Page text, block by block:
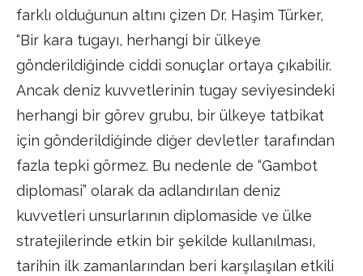
farklı olduğunun altını çizen Dr. Haşim Türker,
“Bir kara tugayı, herhangi bir ülkeye
gönderildiğinde ciddi sonuçlar ortaya çıkabilir.
Ancak deniz kuvvetlerinin tugay seviyesindeki
herhangi bir görev grubu, bir ülkeye tatbikat
için gönderildiğinde diğer devletler tarafından
fazla tepki görmez. Bu nedenle de “Gambot
diplomasi” olarak da adlandırılan deniz
kuvvetleri unsurlarının diplomaside ve ülke
stratejilerinde etkin bir şekilde kullanılması,
tarihin ilk zamanlarından beri karşılaşılan etkili